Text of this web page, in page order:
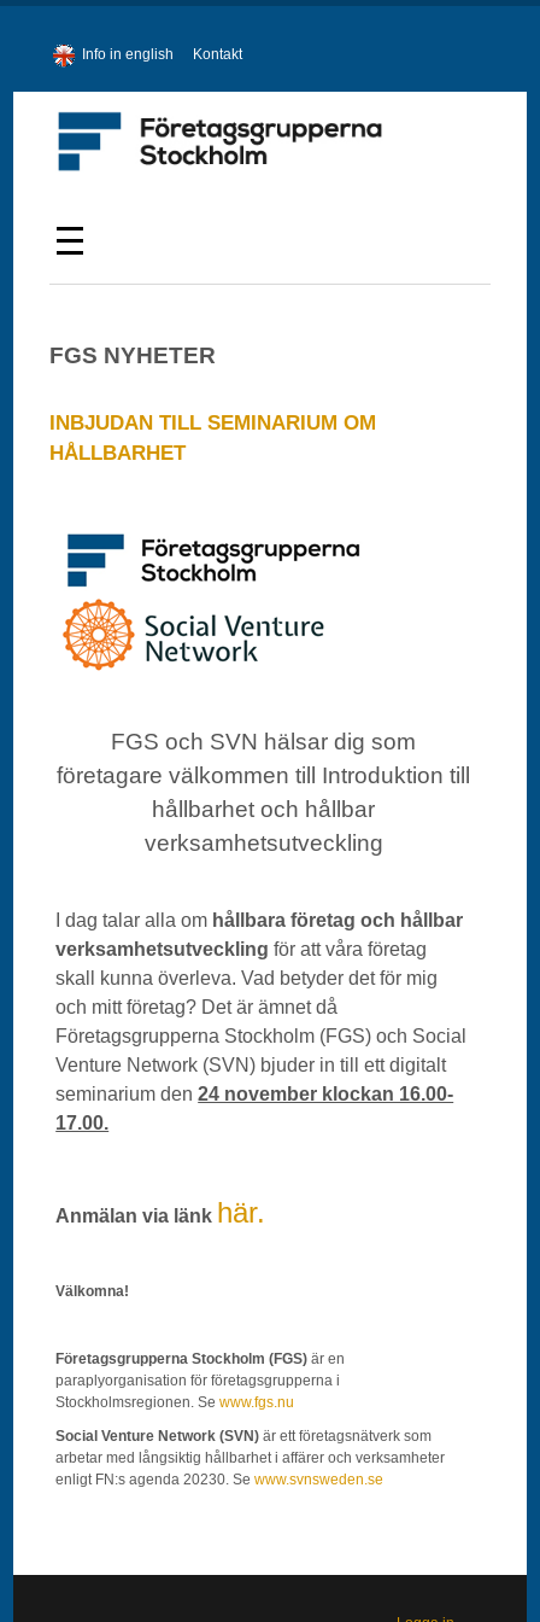
Info in english Kontakt
FGS NYHETER
INBJUDAN TILL SEMINARIUM OM
HÅLLBARHET
FGS och SVN hälsar dig som
företagare välkommen till Introduktion till
hållbarhet och hållbar
verksamhetsutveckling
I dag talar alla om hållbara företag och hållbar
verksamhetsutveckling för att våra företag
skall kunna överleva. Vad betyder det för mig
och mitt företag? Det är ämnet då
Företagsgrupperna Stockholm (FGS) och Social
Venture Network (SVN) bjuder in till ett digitalt
seminarium den24 november klockan 16.00-
17.00.
Anmälan via länk här.
Välkomna!
Företagsgrupperna Stockholm (FGS)är en
paraplyorganisation för företagsgrupperna i
Stockholmsregionen. Sewww.fgs.nu
Social Venture Network (SVN) är ett företagsnätverk som
arbetar med långsiktig hållbarhet i affärer och verksamheter
enligt FN:s agenda 20230. Sewww.svnsweden.se